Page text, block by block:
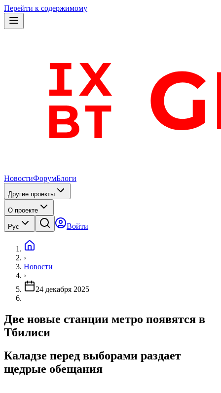
Перейти к содержимому
НовостиФорумБлоги
Другие проекты
О проекте
Рус Войти
›
Новости
›
24 декабря 2025
Две новые станции метро появятся в
Тбилиси
Каладзе перед выборами раздает
щедрые обещания